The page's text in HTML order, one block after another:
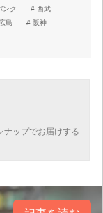
ンク
西武
広島
阪神
ナップでお届けする